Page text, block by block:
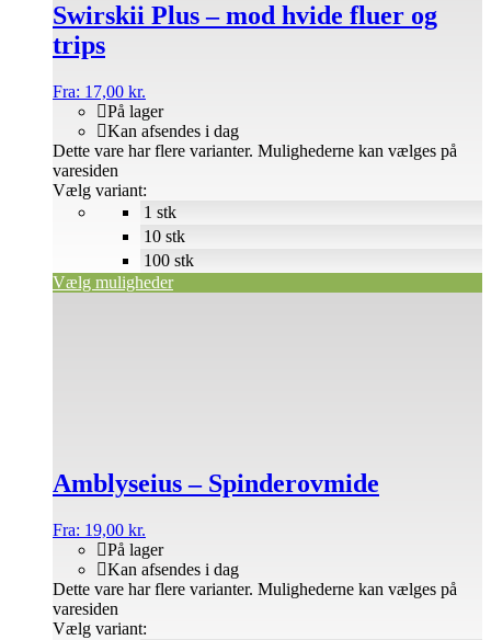
Swirskii Plus – mod hvide fluer og
trips
Fra: 17,00 kr.
På lager
Kan afsendes i dag
Vælg variant:
Vælg muligheder
Dette vare har flere varianter. Mulighederne kan vælges på
varesiden
1 stk
10 stk
100 stk
Amblyseius – Spinderovmide
Fra: 19,00 kr.
På lager
Kan afsendes i dag
Vælg variant:
Dette vare har flere varianter. Mulighederne kan vælges på
varesiden